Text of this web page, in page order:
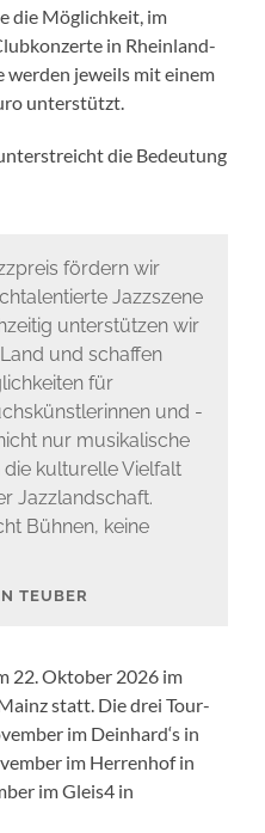
die Möglichkeit, im
in Rheinland-
werden jeweils mit einem
unterstützt.
die Bedeutung
fördern wir
Jazzszene
unterstützen wir
und schaffen
für
und -
nur musikalische
kulturelle Vielfalt
Jazzlandschaft.
Bühnen, keine
TEUBER
22. Oktober 2026 im
statt. Die drei Tour-
im Deinhard‘s in
im Herrenhof in
im Gleis4 in